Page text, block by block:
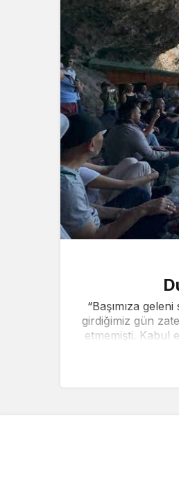
“Başımıza
girdiğimiz gün
etmemişti. Kabul